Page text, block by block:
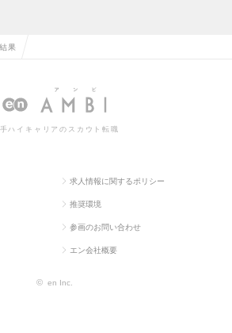
果
ハイキャリアのスカウト転職
求人情報に関するポリシー
推奨環境
参画のお問い合わせ
エン会社概要
© en Inc.